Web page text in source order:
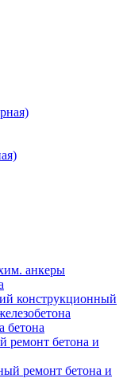
анкеры
конструкционный
бетона
ремонт бетона и
ремонт бетона и